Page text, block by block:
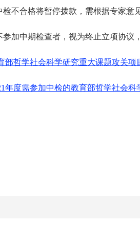
合格将暂停拨款，需根据专家意
中期检查者，视为终止立项协议
部哲学社会科学研究重大课题攻关项
年度需参加中检的教育部哲学社会